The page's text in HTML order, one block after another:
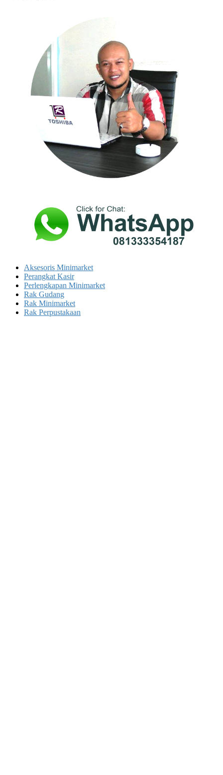
Aksesoris Minimarket
Perangkat Kasir
Perlengkapan Minimarket
Rak Gudang
Rak Minimarket
Rak Perpustakaan